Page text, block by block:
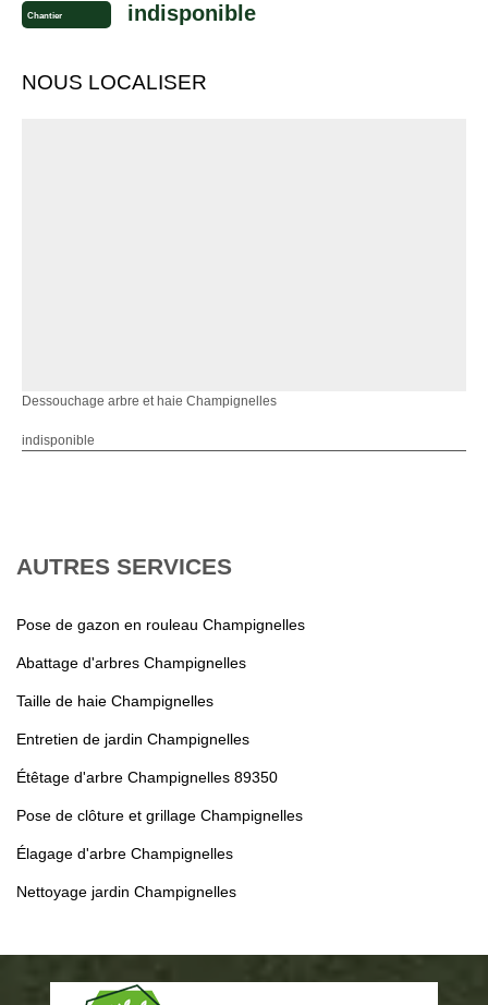
Chantier indisponible
NOUS LOCALISER
Dessouchage arbre et haie Champignelles
indisponible
AUTRES SERVICES
Pose de gazon en rouleau Champignelles
Abattage d'arbres Champignelles
Taille de haie Champignelles
Entretien de jardin Champignelles
Étêtage d'arbre Champignelles 89350
Pose de clôture et grillage Champignelles
Élagage d'arbre Champignelles
Nettoyage jardin Champignelles